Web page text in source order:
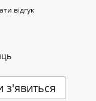
відгук
з'явиться